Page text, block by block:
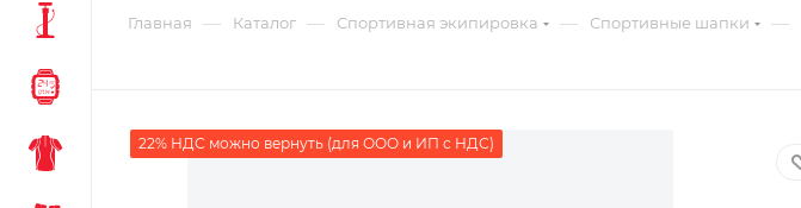
Главная — Каталог — Спортивная экипировка — Спортивные шапки —
22% НДС можно вернуть (для ООО и ИП с НДС)